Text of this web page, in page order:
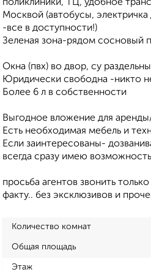
поликлиники, ТЦ, удобное
Москвой (автобусы,
-все в доступности!)
Зеленая зона-рядом сосновый
Окна (пвх) во двор, су
Юридически свободна -никто
Более 6 л в собственности
Выгодное вложение для
Есть необходимая мебель и
Если заинтересованы-
всегда сразу имею
просьба агентов звонить
факту.. без эксклюзивов и
Количество комнат
Общая площадь
Этаж